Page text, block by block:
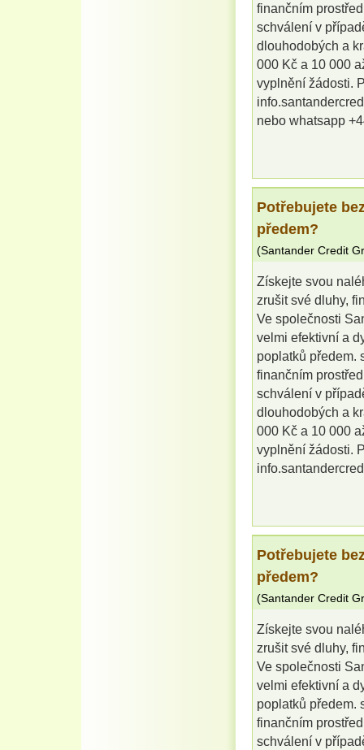
finančním
schválení v
dlouhodobých a
000 Kč a 10 000
vyplnění žádosti.
nebo whatsapp
Potřebujete
předem?
(Santander Credit
Získejte svou
zrušit své dluhy,
Ve společnosti
velmi efektivní a
poplatků předem.
finančním
schválení v
dlouhodobých a
000 Kč a 10 000
vyplnění žádosti.
Potřebujete
předem?
(Santander Credit
Získejte svou
zrušit své dluhy,
Ve společnosti
velmi efektivní a
poplatků předem.
finančním
schválení v